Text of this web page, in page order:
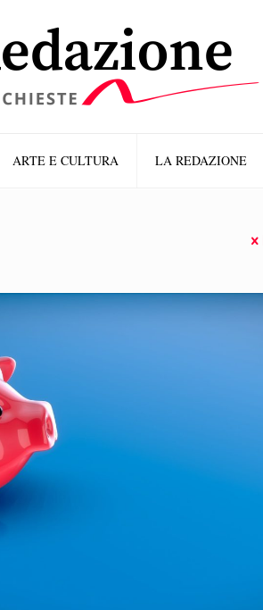
ARTE E CULTURA LA REDAZIONE